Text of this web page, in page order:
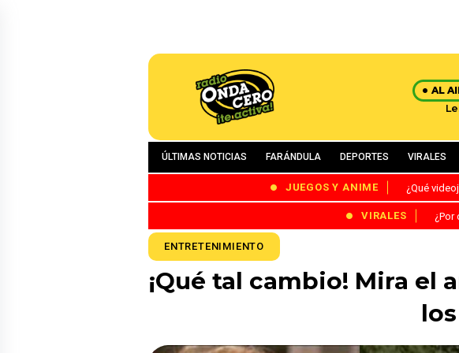
AL
ÚLTIMAS NOTICIAS FARÁNDULA DEPORTES VIRALES
JUEGOS Y ANIME ¿Qué
VIRALES ¿Por
ENTRETENIMIENTO
¡Qué tal cambio! Mira el